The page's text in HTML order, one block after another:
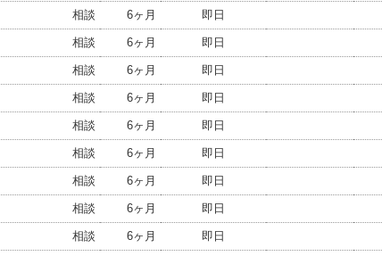
相談 6ヶ月 即日
相談 6ヶ月 即日
相談 6ヶ月 即日
相談 6ヶ月 即日
相談 6ヶ月 即日
相談 6ヶ月 即日
相談 6ヶ月 即日
相談 6ヶ月 即日
相談 6ヶ月 即日